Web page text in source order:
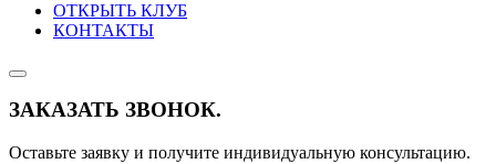
ОТКРЫТЬ КЛУБ
КОНТАКТЫ
ЗАКАЗАТЬ ЗВОНОК.
Оставьте заявку и получите индивидуальную консультацию.